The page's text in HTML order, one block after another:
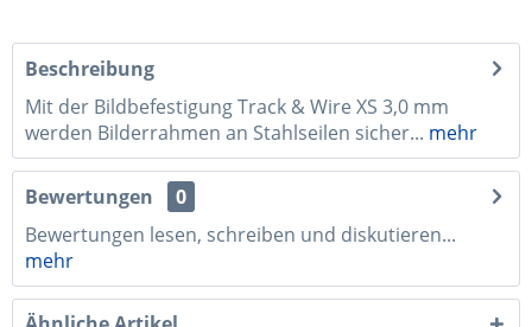
Beschreibung
Mit der Bildbefestigung Track & Wire XS 3,0 mm
werden Bilderrahmen an Stahlseilen sicher... mehr
Bewertungen
0
Bewertungen lesen, schreiben und diskutieren...
mehr